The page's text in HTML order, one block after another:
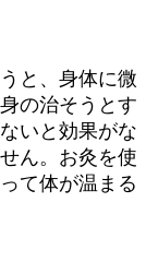
と、身体に微
の治そうとす
いと効果がな
ん。お灸を使
て体が温まる